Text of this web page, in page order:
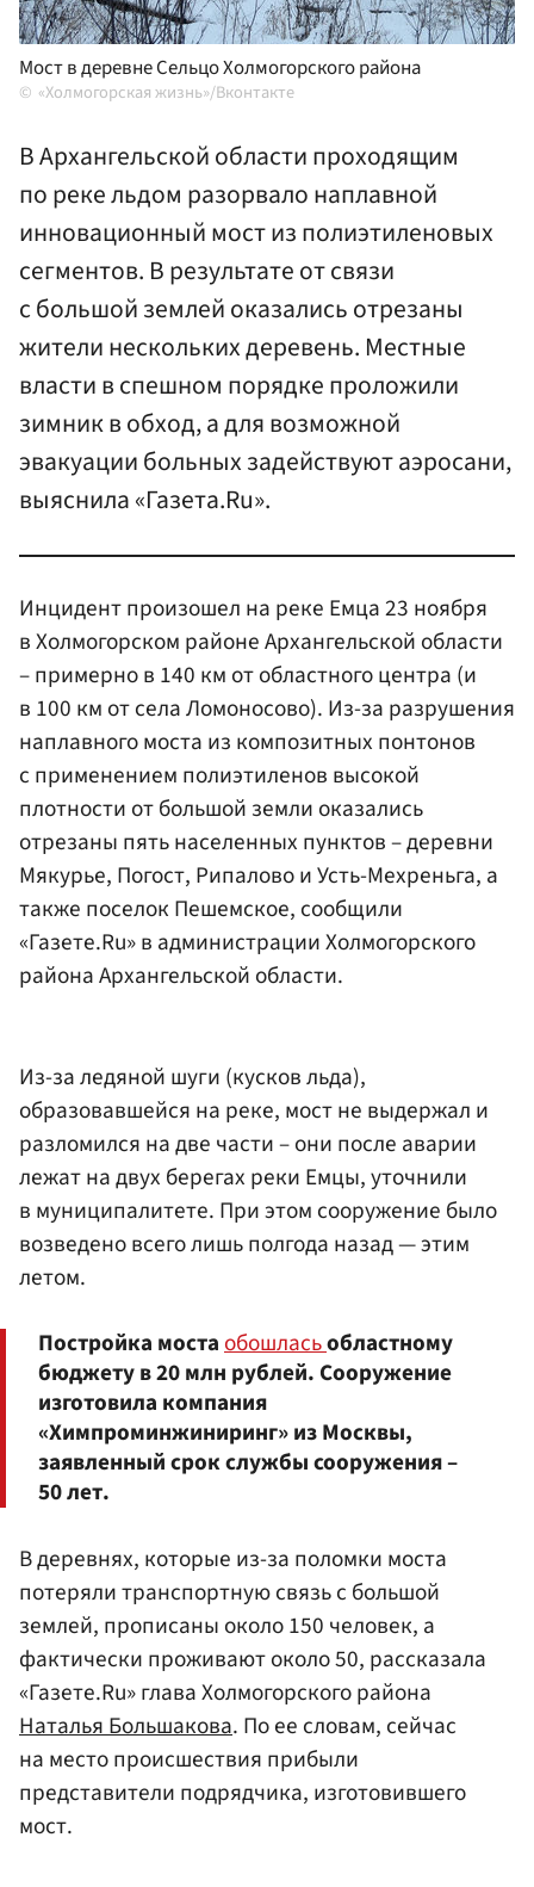
Мост в деревне Сельцо Холмогорского района
«Холмогорская жизнь»/Вконтакте
В Архангельской области проходящим
по реке льдом разорвало наплавной
инновационный мост из полиэтиленовых
сегментов. В результате от связи
с большой землей оказались отрезаны
жители нескольких деревень. Местные
власти в спешном порядке проложили
зимник в обход, а для возможной
эвакуации больных задействуют аэросани,
выяснила «Газета.Ru».
Инцидент произошел на реке Емца 23 ноября
в Холмогорском районе Архангельской области
– примерно в 140 км от областного центра (и
в 100 км от села Ломоносово). Из-за разрушения
наплавного моста из композитных понтонов
с применением полиэтиленов высокой
плотности от большой земли оказались
отрезаны пять населенных пунктов – деревни
Мякурье, Погост, Рипалово и Усть-Мехреньга, а
также поселок Пешемское, сообщили
«Газете.Ru» в администрации Холмогорского
района Архангельской области.
Из-за ледяной шуги (кусков льда),
образовавшейся на реке, мост не выдержал и
разломился на две части – они после аварии
лежат на двух берегах реки Емцы, уточнили
в муниципалитете. При этом сооружение было
возведено всего лишь полгода назад — этим
летом.
Постройка мостаобошласьобластному
бюджету в 20 млн рублей. Сооружение
изготовила компания
«Химпроминжиниринг» из Москвы,
заявленный срок службы сооружения –
50 лет.
В деревнях, которые из-за поломки моста
потеряли транспортную связь с большой
землей, прописаны около 150 человек, а
фактически проживают около 50, рассказала
«Газете.Ru» глава Холмогорского района
Наталья Большакова. По ее словам, сейчас
на место происшествия прибыли
представители подрядчика, изготовившего
мост.